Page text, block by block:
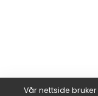
Vår nettside